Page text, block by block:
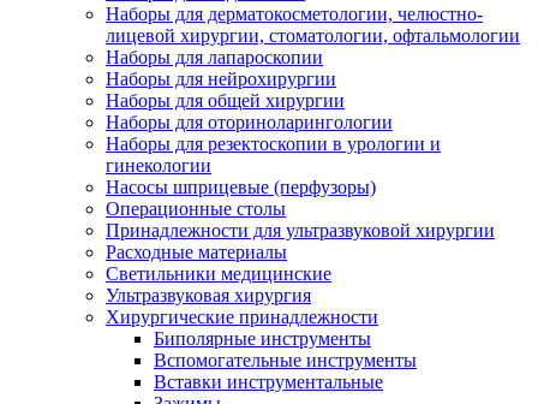
Наборы для дерматокосметологии, челюстно-
лицевой хирургии, стоматологии, офтальмологии
Наборы для лапароскопии
Наборы для нейрохирургии
Наборы для общей хирургии
Наборы для оториноларингологии
Наборы для резектоскопии в урологии и
гинекологии
Насосы шприцевые (перфузоры)
Операционные столы
Принадлежности для ультразвуковой хирургии
Расходные материалы
Светильники медицинские
Ультразвуковая хирургия
Хирургические принадлежности
Биполярные инструменты
Вспомогательные инструменты
Вставки инструментальные